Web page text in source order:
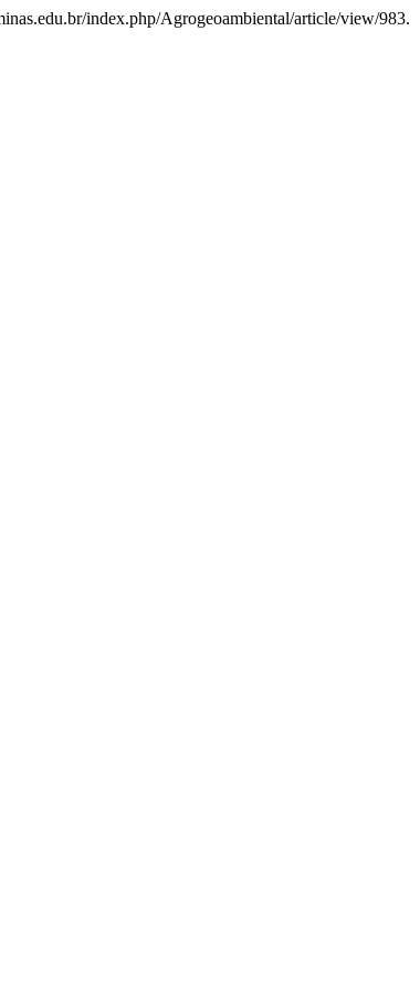
index.php/Agrogeoambiental/article/view/983.